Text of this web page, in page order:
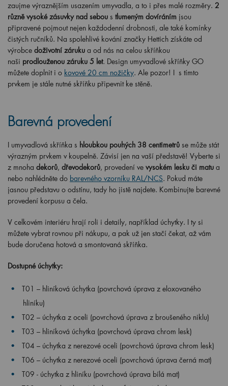
zaujme výraznějším usazením umyvadla, a to i přes malé rozměry. 2
různě vysoké zásuvky nad sebou s tlumeným dovíráním jsou
připravené pojmout nejen každodenní drobnosti, ale také komínky
čistých ručníků. Na spolehlivé kování značky Hettich získáte od
výrobce doživotní záruku a od nás na celou skříňkou
naši prodlouženou záruku 5 let. Design umyvadlové skříňky GO
můžete doplnit i o kovové 20 cm nožičky. Ale pozor! I s tímto
prvkem je stále nutné skříňku připevnit ke stěně.
Barevná provedení
I umyvadlová skříňka s hloubkou pouhých 38 centimetrů se může stát
výrazným prvkem v koupelně. Závisí jen na vaší představě! Vyberte si
z mnoha dekorů, dřevodekorů, provedení ve vysokém lesku či matu a
nebo nahlédněte do barevného vzorníku RAL/NCS. Pokud máte
jasnou představu o odstínu, tady ho jistě najdete. Kombinujte barevné
provedení korpusu a čela.
V celkovém interiéru hrají roli i detaily, například úchytky. I ty si
můžete vybrat rovnou při nákupu, a pak už jen stačí čekat, až vám
bude doručena hotová a smontovaná skříňka.
Dostupné úchytky:
T01 – hliníková úchytka (povrchová úprava z eloxovaného
hliníku)
T02 – úchytka z oceli (povrchová úprava z broušeného niklu)
T03 – hliníková úchytka (povrchová úprava chrom lesk)
T04 – úchytka z nerezové oceli (povrchová úprava chrom lesk)
T06 – úchytka z nerezové oceli (povrchová úprava černá mat)
T09 - úchytka z hliníku (povrchová úprava bílá mat)